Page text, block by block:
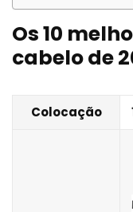
Os 10
cabelo de
Colocação